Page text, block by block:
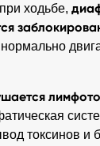
ходьбе,
токсинов и